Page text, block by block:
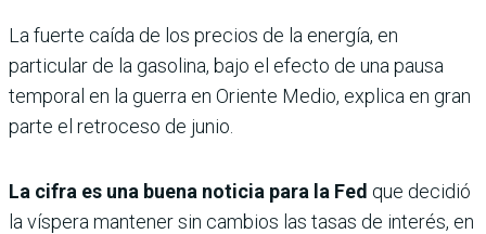
La fuerte caída de los precios de la energía, en
particular de la gasolina, bajo el efecto de una pausa
temporal en la guerra en Oriente Medio, explica en gran
parte el retroceso de junio.
La cifra es una buena noticia para la Fed que decidió
la víspera mantener sin cambios las tasas de interés, en